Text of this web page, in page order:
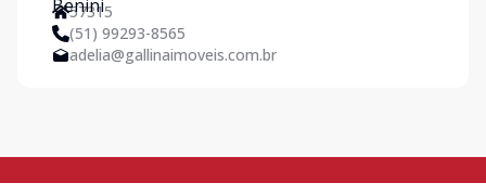
57315
(51) 99293-8565
adelia@gallinaimoveis.com.br